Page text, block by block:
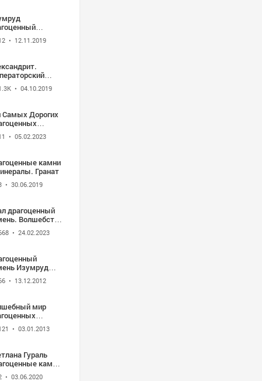
Украшения
znak.ru
• 12.11.2019
Редкие
• 04.10.2019
Самых Дорогих
в Истории
• 05.02.2023
камни
Гранат
• 30.06.2019
драгоценный
Волшебство
камни
• 24.02.2023
Изумруд
зелёного
Видео -
• 13.12.2012
мир
• 03.01.2013
Гураль
камни
хрусталь
• 03.06.2020